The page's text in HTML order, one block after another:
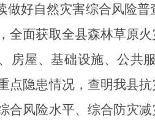
做好自然灾害综合风险
全面获取全县森林草原
房屋、基础设施、公共
点隐患情况，查明我县抗
合风险水平、综合防灾